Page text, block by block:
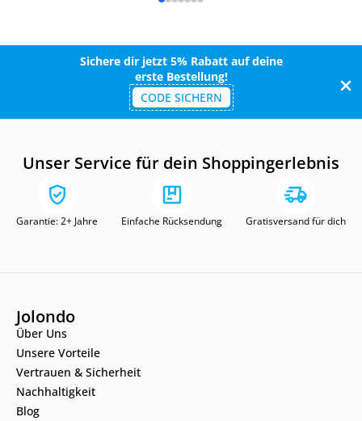
Sichere dir jetzt 5% Rabatt auf deine
erste Bestellung!
CODE SICHERN
Unser Service für dein Shoppingerlebnis
Garantie: 2+ Jahre Einfache Rücksendung Gratisversand für dich
Jolondo
Über Uns
Unsere Vorteile
Vertrauen & Sicherheit
Nachhaltigkeit
Blog